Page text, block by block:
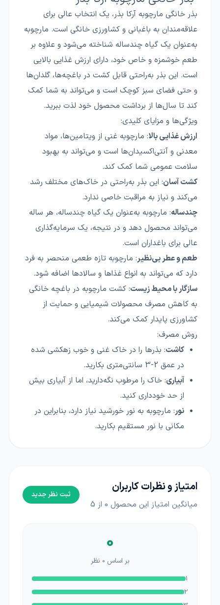
بذر خانگی مارچوبه آرکا بذر، یک انتخاب عالی برای
علاقه‌مندان به باغبانی و کشاورزی خانگی است. مارچوبه
به‌عنوان یک گیاه چندساله شناخته می‌شود و علاوه بر
طعم خوشمزه و خاص خود، دارای ارزش غذایی بالایی
است. این بذر به‌راحتی قابل کشت در باغچه‌ها، گلدان‌ها
و حتی فضای سبز کوچک است و می‌تواند به شما کمک
کند تا سال‌ها از برداشت محصول خود لذت ببرید.
ویژگی‌ها و مزایای کلیدی:
ارزش غذایی بالا: مارچوبه غنی از ویتامین‌ها، مواد
معدنی و آنتی‌اکسیدان‌ها است و می‌تواند به بهبود
سلامت عمومی شما کمک کند.
کشت آسان: این بذر به‌راحتی در خاک‌های مختلف رشد
می‌کند و نیاز به مراقبت خاصی ندارد.
چندساله: مارچوبه به‌عنوان یک گیاه چندساله، هر ساله
می‌تواند محصول دهد و در نتیجه، یک سرمایه‌گذاری
عالی برای باغداران است.
طعم و عطر بی‌نظیر: مارچوبه تازه طعمی منحصر به فرد
دارد که می‌تواند به انواع غذاها و سالادها اضافه شود.
سازگار با محیط زیست: کشت مارچوبه در باغچه خانگی
به کاهش مصرف محصولات شیمیایی و حمایت از
کشاورزی پایدار کمک می‌کند.
روش مصرف:
کاشت: بذرها را در خاک غنی و خوب زهکشی شده
در عمق 2-3 سانتی‌متری بکارید.
آبیاری: خاک را مرطوب نگه‌دارید، اما از آبیاری بیش
از حد خودداری کنید.
نور: مارچوبه به نور خورشید نیاز دارد، بنابراین در
مکانی با نور مستقیم بکارید.
امتیاز و نظرات کاربران
میانگین امتیاز این محصول 0 از 5
ثبت نظر جدید
0
بر اساس 0 نظر
1
2